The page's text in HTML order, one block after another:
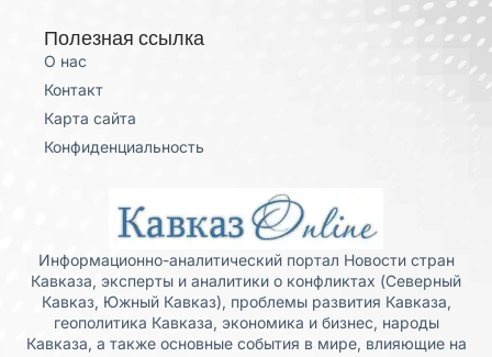
Полезная ссылка
О нас
Контакт
Карта сайта
Конфиденциальность
Информационно-аналитический портал Новости стран
Кавказа, эксперты и аналитики о конфликтах (Северный
Кавказ, Южный Кавказ), проблемы развития Кавказа,
геополитика Кавказа, экономика и бизнес, народы
Кавказа, а также основные события в мире, влияющие на